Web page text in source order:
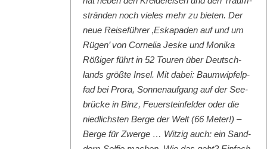
strän­den noch vieles mehr zu bieten. Der
neue Reise­führer ‚Eska­paden auf und um
Rügen’ von Cor­nelia Jeske und Moni­ka
Rößiger führt in 52 Touren über Deutsch­
lands größte Insel. Mit dabei: Baumwipfelp­
fad bei Pro­ra, Son­nenauf­gang auf der See­
brücke in Binz, Feuer­ste­in­felder oder die
niedlich­sten Berge der Welt (66 Meter!) –
Berge für Zwerge … Witzig auch: ein Sand­